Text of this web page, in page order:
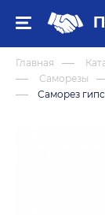
Главная
Саморезы